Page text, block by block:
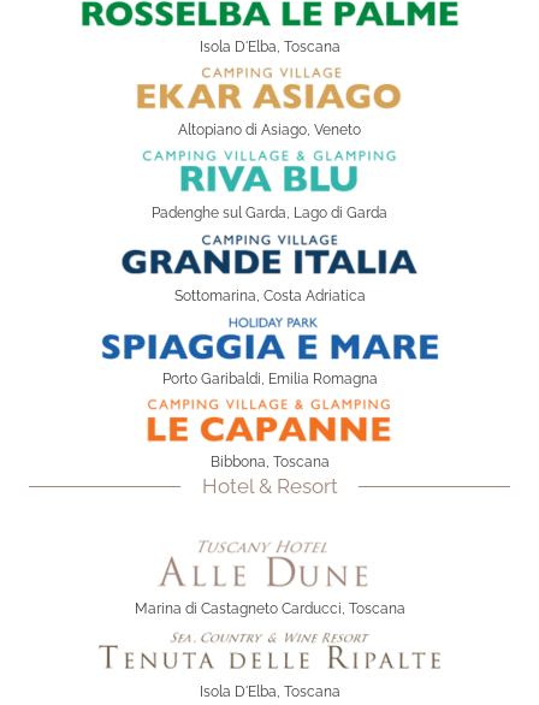
Isola D'Elba, Toscana
Altopiano di Asiago, Veneto
Padenghe sul Garda, Lago di Garda
Sottomarina, Costa Adriatica
Porto Garibaldi, Emilia Romagna
Bibbona, Toscana
Hotel & Resort
Marina di Castagneto Carducci, Toscana
Isola D'Elba, Toscana